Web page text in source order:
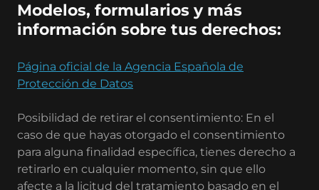
Modelos, formularios y más
información sobre tus derechos:
Página oficial de la Agencia Española de
Protección de Datos
Posibilidad de retirar el consentimiento: En el
caso de que hayas otorgado el consentimiento
para alguna finalidad específica, tienes derecho a
retirarlo en cualquier momento, sin que ello
afecte a la licitud del tratamiento basado en el